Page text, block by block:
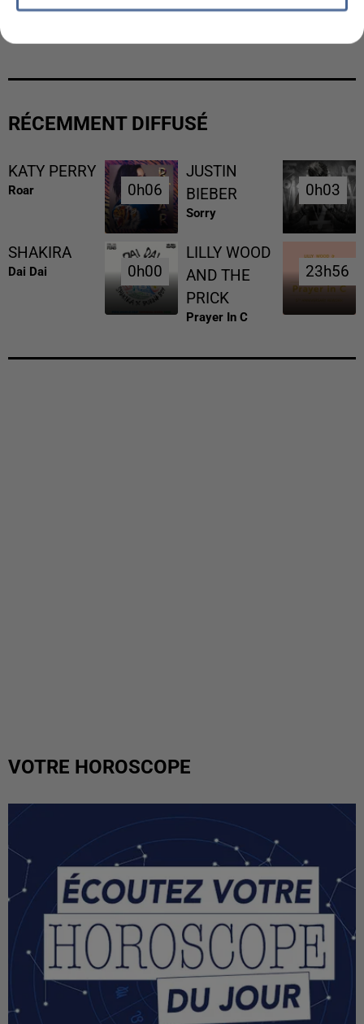
RÉCEMMENT DIFFUSÉ
KATY PERRY
Roar 0h06
0h06
JUSTIN
BIEBER
Sorry
0h03
0h03
SHAKIRA
Dai Dai 0h00
0h00
LILLY WOOD
AND THE
PRICK
Prayer In C
23h56
23h56
VOTRE HOROSCOPE